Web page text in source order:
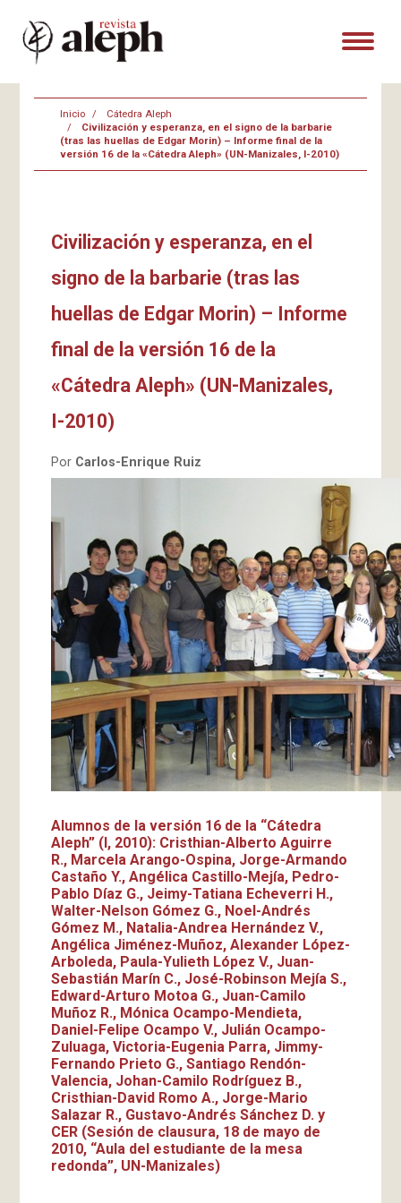
Inicio
Cátedra Aleph
Civilización y esperanza, en el signo de la barbarie
(tras las huellas de Edgar Morin) – Informe final de la
versión 16 de la «Cátedra Aleph» (UN-Manizales, I-2010)
Civilización y esperanza, en el
signo de la barbarie (tras las
huellas de Edgar Morin) – Informe
final de la versión 16 de la
«Cátedra Aleph» (UN-Manizales,
I-2010)
Por Carlos-Enrique Ruiz
Alumnos de la versión 16 de la “Cátedra
Aleph” (I, 2010): Cristhian-Alberto Aguirre
R., Marcela Arango-Ospina, Jorge-Armando
Castaño Y., Angélica Castillo-Mejía, Pedro-
Pablo Díaz G., Jeimy-Tatiana Echeverri H.,
Walter-Nelson Gómez G., Noel-Andrés
Gómez M., Natalia-Andrea Hernández V.,
Angélica Jiménez-Muñoz, Alexander López-
Arboleda, Paula-Yulieth López V., Juan-
Sebastián Marín C., José-Robinson Mejía S.,
Edward-Arturo Motoa G., Juan-Camilo
Muñoz R., Mónica Ocampo-Mendieta,
Daniel-Felipe Ocampo V., Julián Ocampo-
Zuluaga, Victoria-Eugenia Parra, Jimmy-
Fernando Prieto G., Santiago Rendón-
Valencia, Johan-Camilo Rodríguez B.,
Cristhian-David Romo A., Jorge-Mario
Salazar R., Gustavo-Andrés Sánchez D. y
CER (Sesión de clausura, 18 de mayo de
2010, “Aula del estudiante de la mesa
redonda”, UN-Manizales)